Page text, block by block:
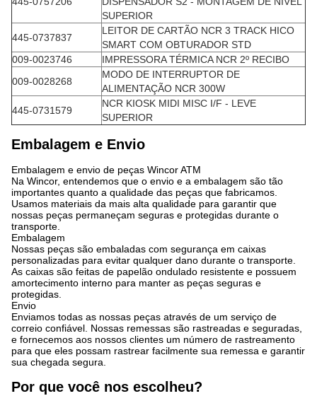
SUPERIOR
445-0737837
LEITOR DE CARTÃO NCR 3 TRACK HICO
SMART COM OBTURADOR STD
009-0023746
IMPRESSORA TÉRMICA NCR 2º RECIBO
009-0028268
MODO DE INTERRUPTOR DE
ALIMENTAÇÃO NCR 300W
445-0731579
NCR KIOSK MIDI MISC I/F - LEVE
SUPERIOR
Embalagem e Envio
Embalagem e envio de peças Wincor ATM
Na Wincor, entendemos que o envio e a embalagem são tão
importantes quanto a qualidade das peças que fabricamos.
Usamos materiais da mais alta qualidade para garantir que
nossas peças permaneçam seguras e protegidas durante o
transporte.
Embalagem
Nossas peças são embaladas com segurança em caixas
personalizadas para evitar qualquer dano durante o transporte.
As caixas são feitas de papelão ondulado resistente e possuem
amortecimento interno para manter as peças seguras e
protegidas.
Envio
Enviamos todas as nossas peças através de um serviço de
correio confiável. Nossas remessas são rastreadas e seguradas,
e fornecemos aos nossos clientes um número de rastreamento
para que eles possam rastrear facilmente sua remessa e garantir
sua chegada segura.
Por que você nos escolheu?